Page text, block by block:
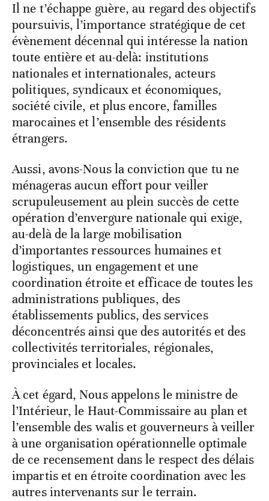
Il ne t’échappe guère, au regard des objectifs
poursuivis, l’importance stratégique de cet
évènement décennal qui intéresse la nation
toute entière et au-delà: institutions
nationales et internationales, acteurs
politiques, syndicaux et économiques,
société civile, et plus encore, familles
marocaines et l’ensemble des résidents
étrangers.
Aussi, avons-Nous la conviction que tu ne
ménageras aucun effort pour veiller
scrupuleusement au plein succès de cette
opération d’envergure nationale qui exige,
au-delà de la large mobilisation
d’importantes ressources humaines et
logistiques, un engagement et une
coordination étroite et efficace de toutes les
administrations publiques, des
établissements publics, des services
déconcentrés ainsi que des autorités et des
collectivités territoriales, régionales,
provinciales et locales.
À cet égard, Nous appelons le ministre de
l’Intérieur, le Haut-Commissaire au plan et
l’ensemble des walis et gouverneurs à veiller
à une organisation opérationnelle optimale
de ce recensement dans le respect des délais
impartis et en étroite coordination avec les
autres intervenants sur le terrain.